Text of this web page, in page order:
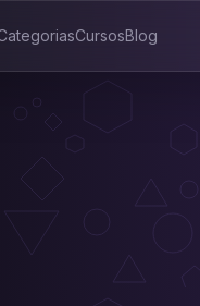
CursosBlog